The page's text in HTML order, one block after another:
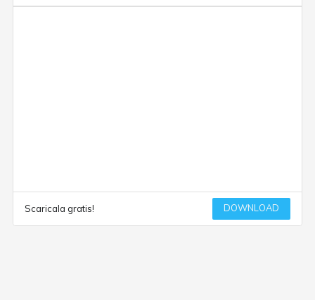
Scaricala gratis! DOWNLOAD